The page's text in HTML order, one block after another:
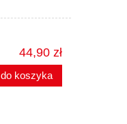
44,90 zł
do koszyka